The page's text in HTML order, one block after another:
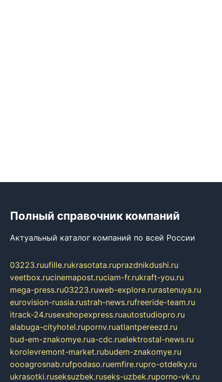
Полный справочник компаний
Актуальный каталог компаний по всей России
03223.ruufille.rukrasotata.ruprazdnikdushi.ru
veetbox.rucinemapost.ruciam-fr.rukraft-you.ru
mega-press.ru03223.ruweb-explore.rurastenuya.ru
eurovision-russia.rustrah-news.rufreeride-team.ru
itrack-24.rusexshopexpress.ruautostudiopro.ru
alabuga-cityhotel.rupornv.ruatlantpereezd.ru
bud-em-znakomye.rua-cdc.ruelektrostal-news.ru
korolevremont-market.rubudem-znakomye.ru
oooagrosnab.rufpodaso.ruemfire.rupro-otdelky.ru
ukrasotki.ruseksuzbek.ruseks-uzbek.ruporno-vk.ru